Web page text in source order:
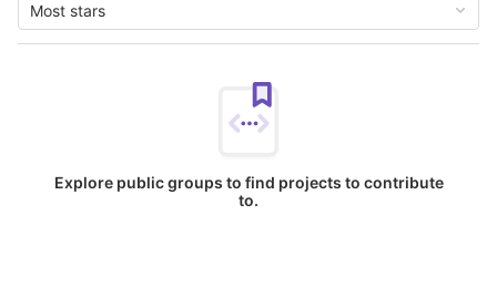
Most stars
Explore public groups to find projects to contribute
to.